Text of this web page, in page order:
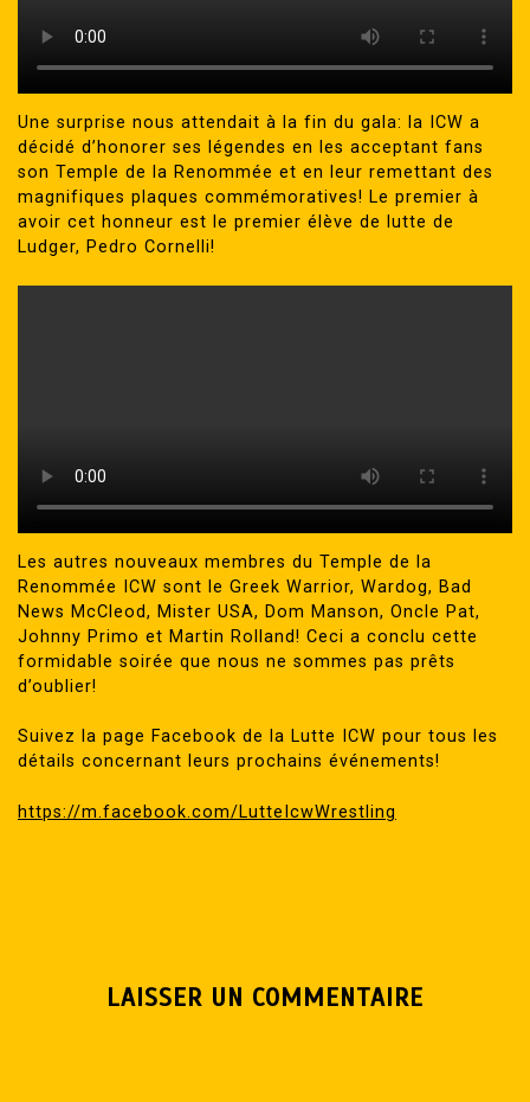
Une surprise nous attendait à la fin du gala: la ICW a
décidé d’honorer ses légendes en les acceptant fans
son Temple de la Renommée et en leur remettant des
magnifiques plaques commémoratives! Le premier à
avoir cet honneur est le premier élève de lutte de
Ludger, Pedro Cornelli!
Les autres nouveaux membres du Temple de la
Renommée ICW sont le Greek Warrior, Wardog, Bad
News McCleod, Mister USA, Dom Manson, Oncle Pat,
Johnny Primo et Martin Rolland! Ceci a conclu cette
formidable soirée que nous ne sommes pas prêts
d’oublier!
Suivez la page Facebook de la Lutte ICW pour tous les
détails concernant leurs prochains événements!
https://m.facebook.com/LutteIcwWrestling
LAISSER UN COMMENTAIRE